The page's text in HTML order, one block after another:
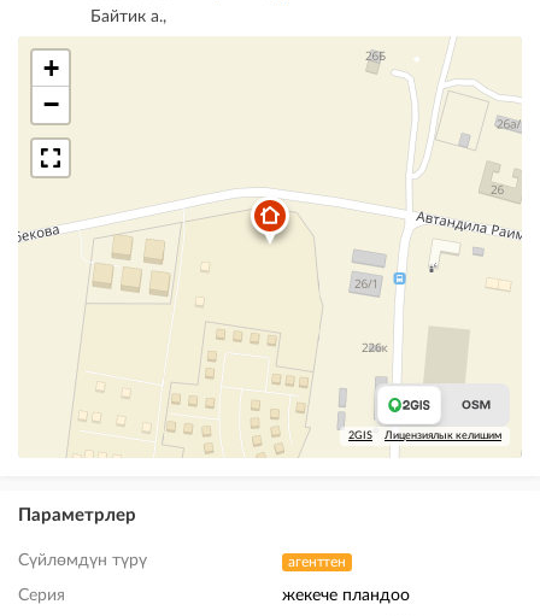
Байтик а.,
+
−
2GIS Лицензиялык келишим
Параметрлер
Сүйлөмдүн түрү агенттен
Серия жекече пландоо